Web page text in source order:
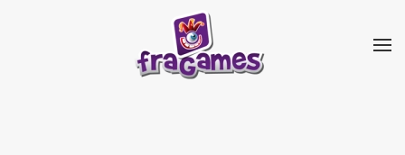
Skip to main content